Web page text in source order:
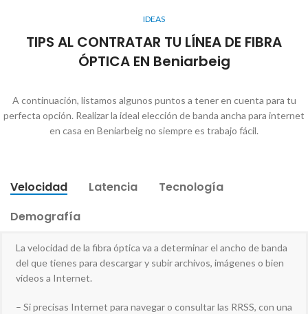
IDEAS
TIPS AL CONTRATAR TU LÍNEA DE FIBRA
ÓPTICA EN Beniarbeig
A continuación, listamos algunos puntos a tener en cuenta para tu
perfecta opción. Realizar la ideal elección de banda ancha para internet
en casa en Beniarbeig no siempre es trabajo fácil.
Velocidad Latencia
Tecnología
Demografía
La velocidad de la fibra óptica va a determinar el ancho de banda
del que tienes para descargar y subir archivos, imágenes o bien
videos a Internet.
– Si precisas Internet para navegar o consultar las RRSS, con una